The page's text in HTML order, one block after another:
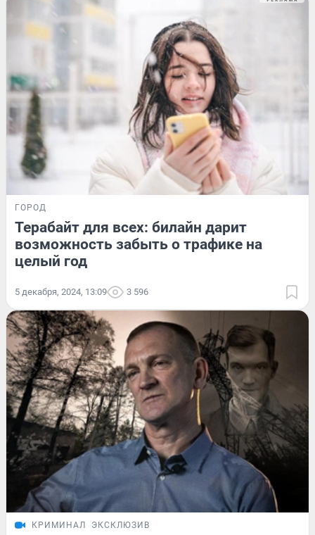
ГОРОД
Терабайт для всех: билайн дарит
возможность забыть о трафике на
целый год
5 декабря, 2024, 13:09 3 596
КРИМИНАЛ ЭКСКЛЮЗИВ